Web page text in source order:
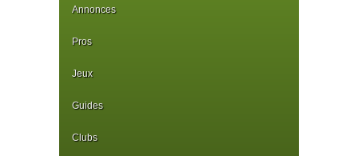
Annonces
Pros
Jeux
Guides
Clubs